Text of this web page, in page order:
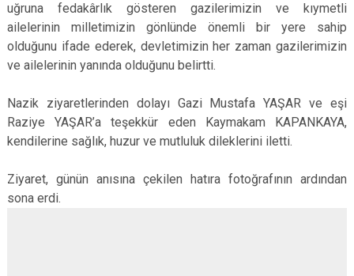
uğruna fedakârlık gösteren gazilerimizin ve kıymetli
ailelerinin milletimizin gönlünde önemli bir yere sahip
olduğunu ifade ederek, devletimizin her zaman gazilerimizin
ve ailelerinin yanında olduğunu belirtti.
Nazik ziyaretlerinden dolayı Gazi Mustafa YAŞAR ve eşi
Raziye YAŞAR’a teşekkür eden Kaymakam KAPANKAYA,
kendilerine sağlık, huzur ve mutluluk dileklerini iletti.
Ziyaret, günün anısına çekilen hatıra fotoğrafının ardından
sona erdi.